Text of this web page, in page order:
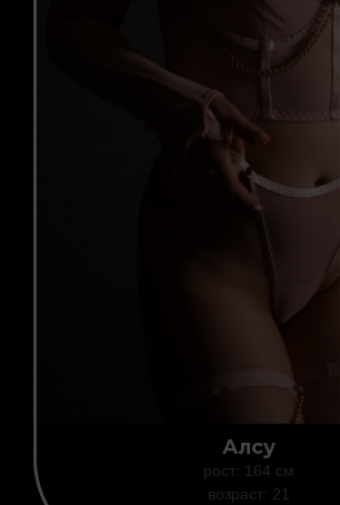
Алсу
рост: 164 см
возраст: 21